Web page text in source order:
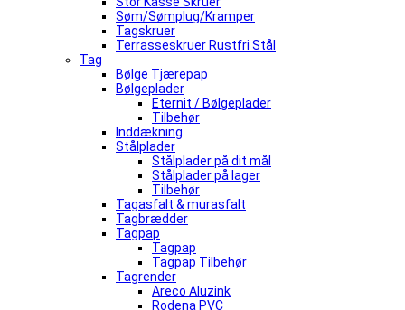
Søm/Sømplug/Kramper
Tagskruer
Terrasseskruer Rustfri Stål
Tag
Bølge Tjærepap
Bølgeplader
Eternit / Bølgeplader
Tilbehør
Inddækning
Stålplader
Stålplader på dit mål
Stålplader på lager
Tilbehør
Tagasfalt & murasfalt
Tagbrædder
Tagpap
Tagpap
Tagpap Tilbehør
Tagrender
Areco Aluzink
Rodena PVC